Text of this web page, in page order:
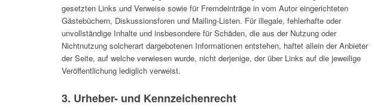
gesetzten Links und Verweise sowie für Fremdeinträge in vom Autor eingerichteten
Gästebüchern, Diskussionsforen und Mailing-Listen. Für illegale, fehlerhafte oder
unvollständige Inhalte und insbesondere für Schäden, die aus der Nutzung oder
Nichtnutzung solcherart dargebotenen Informationen entstehen, haftet allein der Anbieter
der Seite, auf welche verwiesen wurde, nicht derjenige, der über Links auf die jeweilige
Veröffentlichung lediglich verweist.
3. Urheber- und Kennzeichenrecht